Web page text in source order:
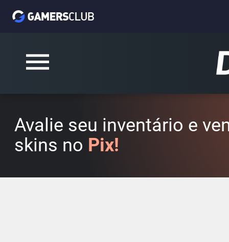
Avalie seu inventário e
skins no Pix!